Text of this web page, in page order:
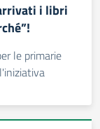
i libri
le primarie